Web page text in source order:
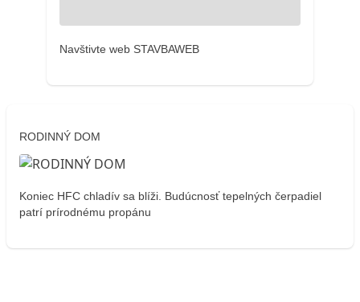
Navštivte web STAVBAWEB
RODINNÝ DOM
Koniec HFC chladív sa blíži. Budúcnosť tepelných čerpadiel
patrí prírodnému propánu